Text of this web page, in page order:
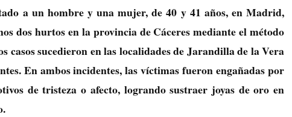
a un hombre y una mujer, de 40 y 41 años, en Madrid,
dos hurtos en la provincia de Cáceres mediante el método
casos sucedieron en las localidades de Jarandilla de la Vera
En ambos incidentes, las víctimas fueron engañadas por
de tristeza o afecto, logrando sustraer joyas de oro en